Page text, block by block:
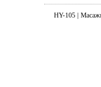
HY-105 |